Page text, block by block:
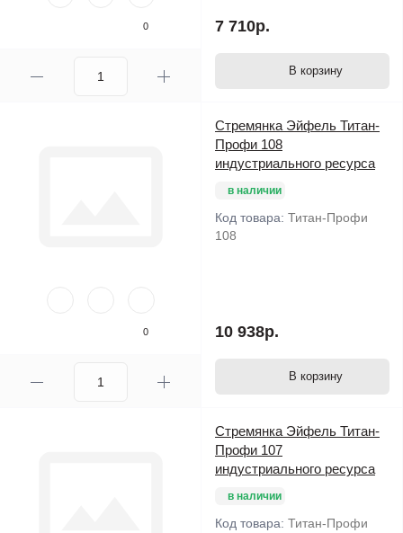
0 7 710р.
В корзину
0
Стремянка Эйфель Титан-
Профи 108
индустриального ресурса
в наличии
Код товара: Титан-Профи
108
10 938р.
В корзину
Стремянка Эйфель Титан-
Профи 107
индустриального ресурса
в наличии
Код товара: Титан-Профи